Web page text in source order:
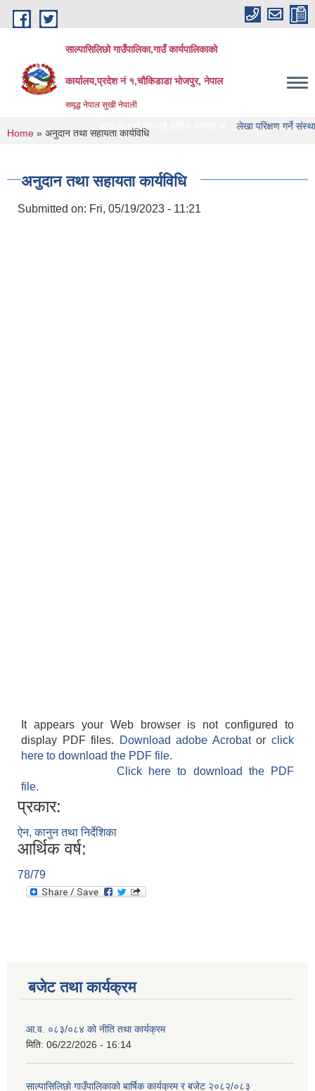
Skip to main content
साल्पासिलिछो गाउँपालिका,गाउँ कार्यपालिकाको
कार्यालय,प्रदेश नं १,चौकिडाडा भोजपुर, नेपाल
समृद्ध नेपाल सुखी नेपाली
को वेभसाइट मा यहाँ हरुलाई हार्दिक स्वागत छ लेखा परिक्षण गर्ने संस्था हरु को
You are here
Home » अनुदान तथा सहायता कार्यविधि
अनुदान तथा सहायता कार्यविधि
Submitted on: Fri, 05/19/2023 - 11:21
It appears your Web browser is not configured to
display PDF files.
Download adobe Acrobatorclick
here to download the PDF file.
Click here to download the PDF
file.
प्रकार:
ऐन, कानुन तथा निर्देशिका
आर्थिक वर्ष:
78/79
बजेट तथा कार्यक्रम
आ.व. ०८३/०८४ को नीति तथा कार्यक्रम
मिति: 06/22/2026 - 16:14
साल्पासिलिछो गाउँपालिकाको बार्षिक कार्यक्रम र बजेट २०८२/०८३